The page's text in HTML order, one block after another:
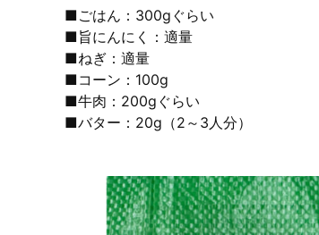
■ごはん：300gぐらい
■旨にんにく：適量
■ねぎ：適量
■コーン：100g
■牛肉：200gぐらい
■バター：20g（2～3人分）